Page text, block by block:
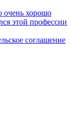
очень хорошо
этой профессии
соглашение